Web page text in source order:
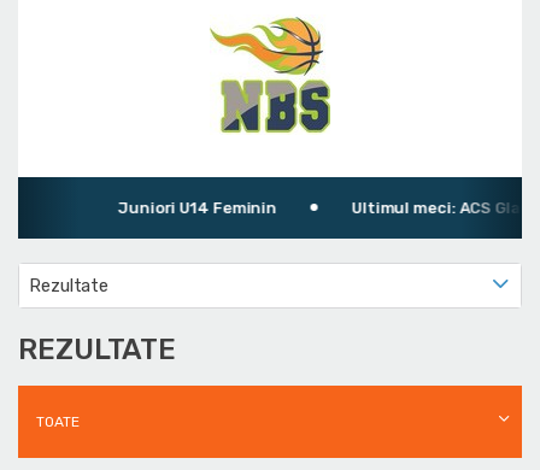
Juniori U14 Feminin Ultimul meci: ACS
Rezultate
REZULTATE
TOATE